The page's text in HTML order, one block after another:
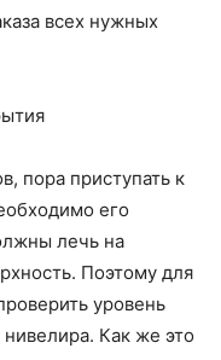
всех нужных
пора приступать к
его
лечь на
Поэтому для
уровень
Как же это